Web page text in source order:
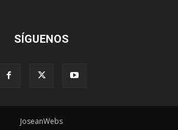
SÍGUENOS
JoseanWebs